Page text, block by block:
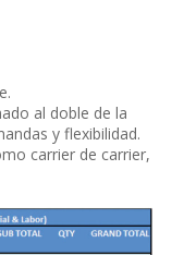
al doble de la
y flexibilidad.
carrier de carrier,